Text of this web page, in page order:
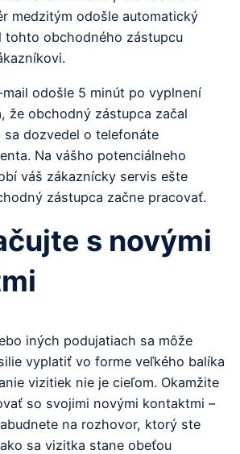
medzitým odošle automatický
tohto obchodného zástupcu
odošle 5 minút po vyplnení
že obchodný zástupca začal
dozvedel o telefonáte
Na vášho potenciálneho
váš zákaznícky servis ešte
zástupca začne pracovať.
s novými
iných podujatiach sa môže
vyplatiť vo forme veľkého balíka
vizitiek nie je cieľom. Okamžite
so svojimi novými kontaktmi –
na rozhovor, ktorý ste
sa vizitka stane obeťou